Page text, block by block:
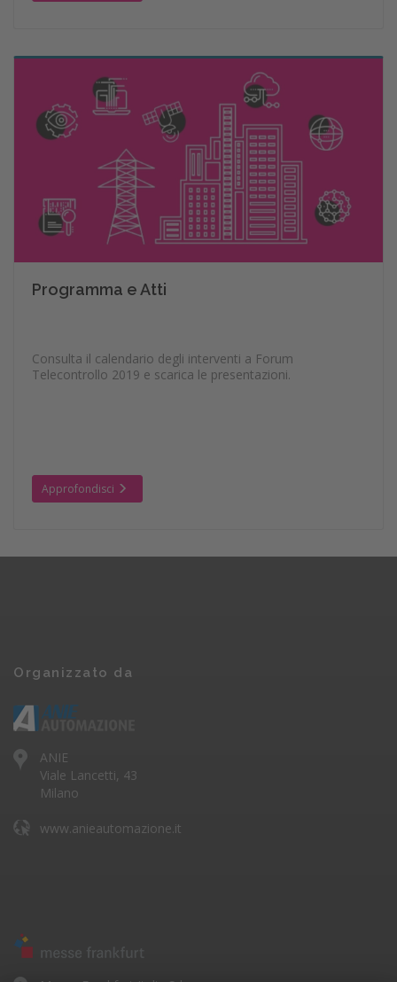
Programma e Atti
Consulta il calendario degli interventi a Forum
Telecontrollo 2019 e scarica le presentazioni.
Approfondisci
Organizzato da
ANIE
Viale Lancetti, 43
Milano
www.anieautomazione.it